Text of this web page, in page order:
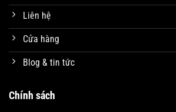
Liên hệ
Cửa hàng
Blog & tin tức
Chính sách